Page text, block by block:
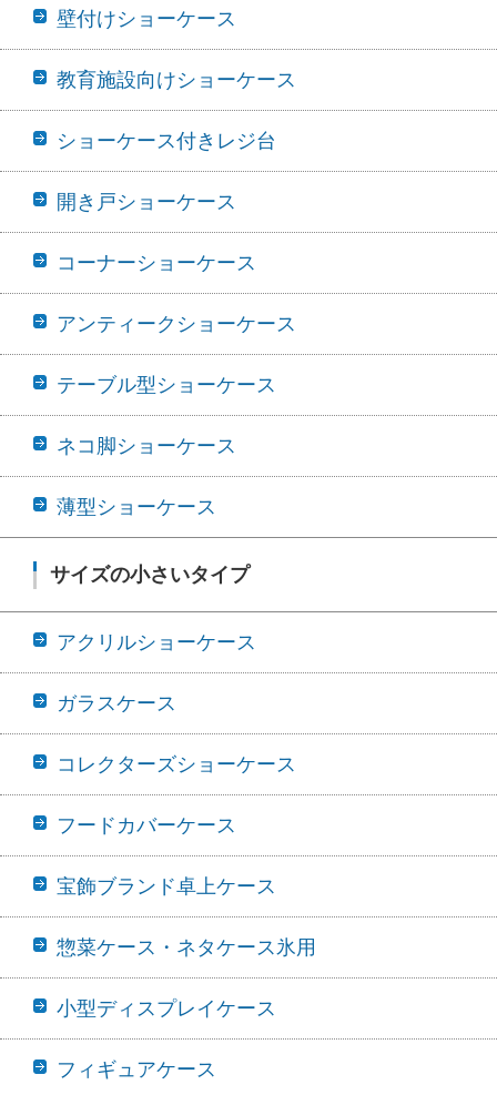
壁付けショーケース
教育施設向けショーケース
ショーケース付きレジ台
開き戸ショーケース
コーナーショーケース
アンティークショーケース
テーブル型ショーケース
ネコ脚ショーケース
薄型ショーケース
サイズの小さいタイプ
アクリルショーケース
ガラスケース
コレクターズショーケース
フードカバーケース
宝飾ブランド卓上ケース
惣菜ケース・ネタケース氷用
小型ディスプレイケース
フィギュアケース